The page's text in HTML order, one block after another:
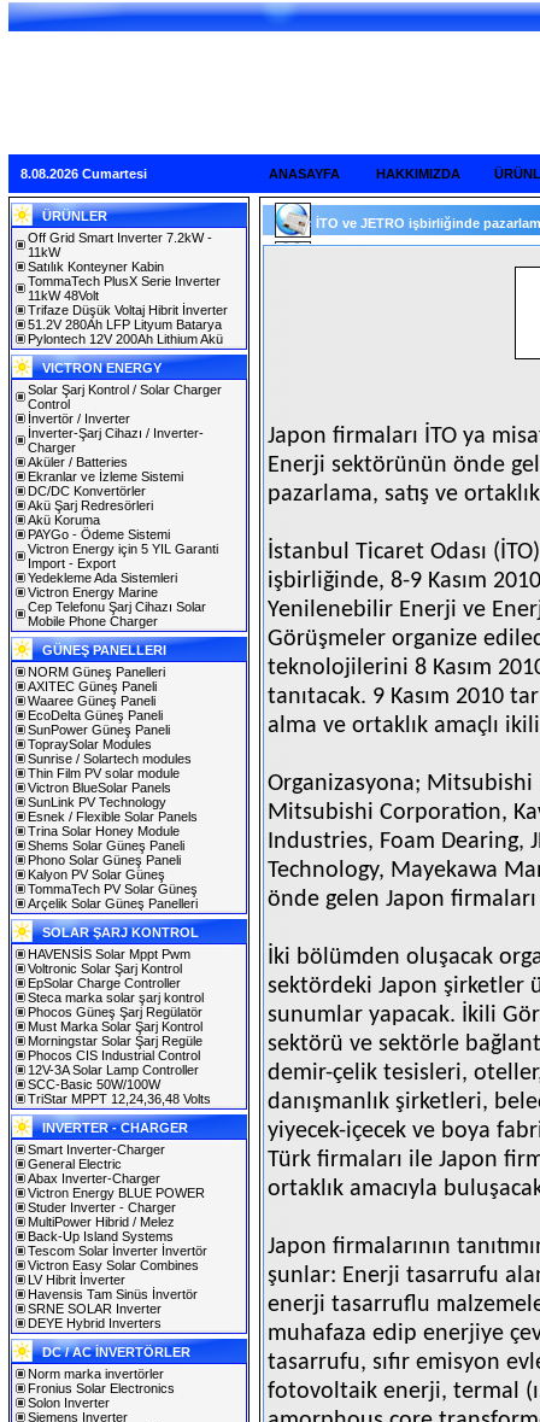
8.08.2026 Cumartesi ANASAYFA HAKKIMIZDA
ÜRÜNLER
Off Grid Smart Inverter 7.2kW -
11kW
Satılık Konteyner Kabin
TommaTech PlusX Serie Inverter
11kW 48Volt
Trifaze Düşük Voltaj Hibrit İnverter
51.2V 280Ah LFP Lityum Batarya
Pylontech 12V 200Ah Lithium Akü
VICTRON ENERGY
Solar Şarj Kontrol / Solar Charger
Control
İnvertör / Inverter
İnverter-Şarj Cihazı / Inverter-
Charger
Aküler / Batteries
Ekranlar ve İzleme Sistemi
DC/DC Konvertörler
Akü Şarj Redresörleri
Akü Koruma
PAYGo - Ödeme Sistemi
Victron Energy için 5 YIL Garanti
Import - Export
Yedekleme Ada Sistemleri
Victron Energy Marine
Cep Telefonu Şarj Cihazı Solar
Mobile Phone Charger
GÜNEŞ PANELLERI
NORM Güneş Panelleri
AXITEC Güneş Paneli
Waaree Güneş Paneli
EcoDelta Güneş Paneli
SunPower Güneş Paneli
TopraySolar Modules
Sunrise / Solartech modules
Thin Film PV solar module
Victron BlueSolar Panels
SunLink PV Technology
Esnek / Flexible Solar Panels
Trina Solar Honey Module
Shems Solar Güneş Paneli
Phono Solar Güneş Paneli
Kalyon PV Solar Güneş
TommaTech PV Solar Güneş
Arçelik Solar Güneş Panelleri
SOLAR ŞARJ KONTROL
HAVENSİS Solar Mppt Pwm
Voltronic Solar Şarj Kontrol
EpSolar Charge Controller
Steca marka solar şarj kontrol
Phocos Güneş Şarj Regülatör
Must Marka Solar Şarj Kontrol
Morningstar Solar Şarj Regüle
Phocos CIS Industrial Control
12V-3A Solar Lamp Controller
SCC-Basic 50W/100W
TriStar MPPT 12,24,36,48 Volts
INVERTER - CHARGER
Smart Inverter-Charger
General Electric
Abax Inverter-Charger
Victron Energy BLUE POWER
Studer Inverter - Charger
MultiPower Hibrid / Melez
Back-Up Island Systems
Tescom Solar İnverter İnvertör
Victron Easy Solar Combines
LV Hibrit İnverter
Havensis Tam Sinüs İnvertör
SRNE SOLAR Inverter
DEYE Hybrid Inverters
DC / AC İNVERTÖRLER
Norm marka invertörler
Fronius Solar Electronics
Solon Inverter
Siemens Inverter
İTO ve JETRO işbirliğinde
Japon firmaları İTO ya
Enerji sektörünün önde
pazarlama, satış ve
İstanbul Ticaret Odası
işbirliğinde, 8-9 Kasım
Yenilenebilir Enerji ve
Görüşmeler organize
teknolojilerini 8 Kasım
tanıtacak. 9 Kasım 2010
alma ve ortaklık amaçlı
Organizasyona;
Mitsubishi Corporation,
Industries, Foam Dearing,
Technology, Mayekawa
önde gelen Japon firmaları
İki bölümden oluşacak
sektördeki Japon şirketler
sunumlar yapacak. İkili
sektörü ve sektörle
demir-çelik tesisleri,
danışmanlık şirketleri,
yiyecek-içecek ve boya
Türk firmaları ile Japon
ortaklık amacıyla
Japon firmalarının
şunlar: Enerji tasarrufu
enerji tasarruflu
muhafaza edip enerjiye
tasarrufu, sıfır emisyon
fotovoltaik enerji, termal